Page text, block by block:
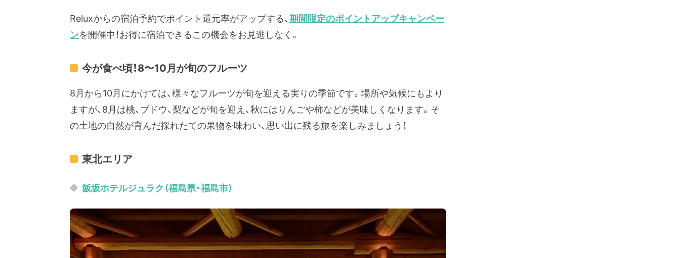
Reluxからの宿泊予約でポイント還元率がアップする、 期間限定のポイントアップキャンペー
ンを開催中！お得に宿泊できるこの機会をお見逃しなく。
今が食べ頃！8〜10月が旬のフルーツ
8月から10月にかけては、様々なフルーツが旬を迎える実りの季節です。場所や気候にもより
ますが、8月は桃、ブドウ、梨などが旬を迎え、秋にはりんごや柿などが美味しくなります。そ
の土地の自然が育んだ採れたての果物を味わい、思い出に残る旅を楽しみましょう！
東北エリア
飯坂ホテルジュラク（福島県・福島市）